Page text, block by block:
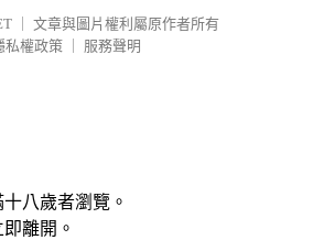
文章與圖片權利屬原作者所有
私權政策
服務聲明
八歲者瀏覽。
離開。